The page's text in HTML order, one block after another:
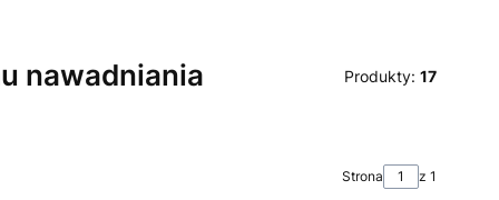
nawadniania Produkty: 17
Strona z 1